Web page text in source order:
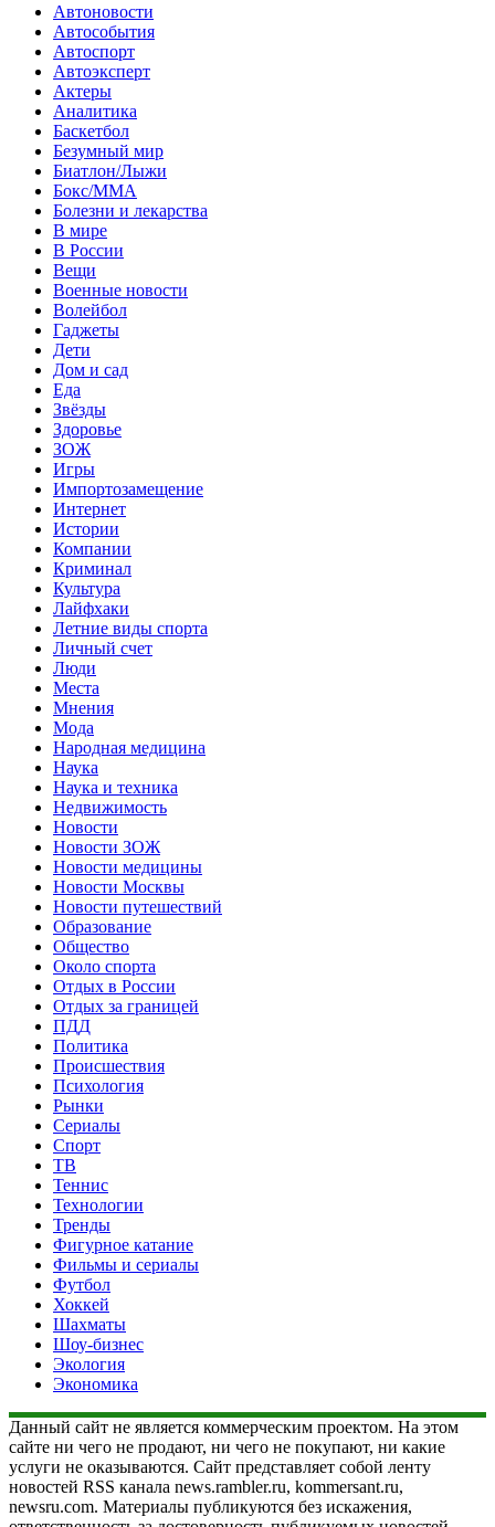
Автоновости
Автособытия
Автоспорт
Автоэксперт
Актеры
Аналитика
Баскетбол
Безумный мир
Биатлон/Лыжи
Бокс/MMA
Болезни и лекарства
В мире
В России
Вещи
Военные новости
Волейбол
Гаджеты
Дети
Дом и сад
Еда
Звёзды
Здоровье
ЗОЖ
Игры
Импортозамещение
Интернет
Истории
Компании
Криминал
Культура
Лайфхаки
Летние виды спорта
Личный счет
Люди
Места
Мнения
Мода
Народная медицина
Наука
Наука и техника
Недвижимость
Новости
Новости ЗОЖ
Новости медицины
Новости Москвы
Новости путешествий
Образование
Общество
Около спорта
Отдых в России
Отдых за границей
ПДД
Политика
Происшествия
Психология
Рынки
Сериалы
Спорт
ТВ
Теннис
Технологии
Тренды
Фигурное катание
Фильмы и сериалы
Футбол
Хоккей
Шахматы
Шоу-бизнес
Экология
Экономика
Данный сайт не является коммерческим проектом. На этом
сайте ни чего не продают, ни чего не покупают, ни какие
услуги не оказываются. Сайт представляет собой ленту
новостей RSS канала news.rambler.ru, kommersant.ru,
newsru.com. Материалы публикуются без искажения,